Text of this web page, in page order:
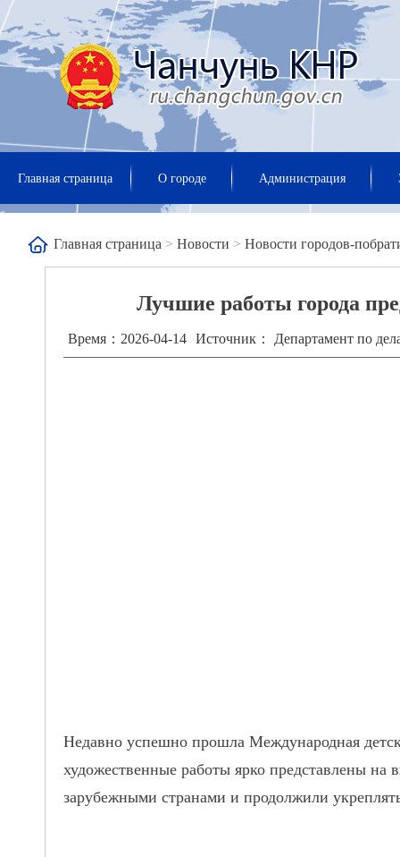
Главная страница О городе Администрация
Главная страница > Новости > Новости городов-
Лучшие работы города
Время：2026-04-14 Источник： Департамент по
Недавно успешно прошла Международная
художественные работы ярко представлены на
зарубежными странами и продолжили